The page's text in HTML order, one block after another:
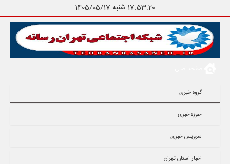
17:53:21 شنبه 1405/05/17
گروه خبری
حوزه خبری
سرویس خبری
اخبار استان تهران